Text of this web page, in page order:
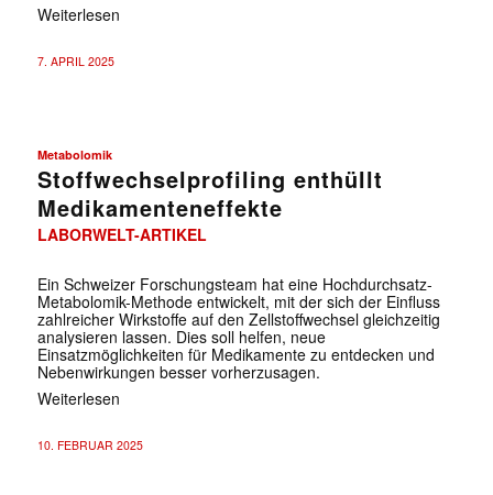
Weiterlesen
7. APRIL 2025
Metabolomik
Stoffwechselprofiling enthüllt
Medikamenteneffekte
LABORWELT-ARTIKEL
Ein Schweizer Forschungsteam hat eine Hochdurchsatz-
Metabolomik-Methode entwickelt, mit der sich der Einfluss
zahlreicher Wirkstoffe auf den Zellstoffwechsel gleichzeitig
analysieren lassen. Dies soll helfen, neue
Einsatzmöglichkeiten für Medikamente zu entdecken und
Nebenwirkungen besser vorherzusagen.
Weiterlesen
10. FEBRUAR 2025